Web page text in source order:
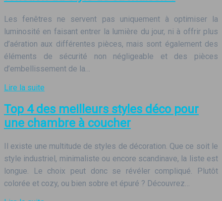
Les fenêtres ne servent pas uniquement à optimiser la
luminosité en faisant entrer la lumière du jour, ni à offrir plus
d’aération aux différentes pièces, mais sont également des
éléments de sécurité non négligeable et des pièces
d’embellissement de la…
Lire la suite
Top 4 des meilleurs styles déco pour
une chambre à coucher
Il existe une multitude de styles de décoration. Que ce soit le
style industriel, minimaliste ou encore scandinave, la liste est
longue. Le choix peut donc se révéler compliqué. Plutôt
colorée et cozy, ou bien sobre et épuré ? Découvrez…